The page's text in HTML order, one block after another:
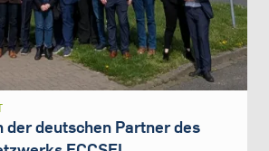
der deutschen Partner des